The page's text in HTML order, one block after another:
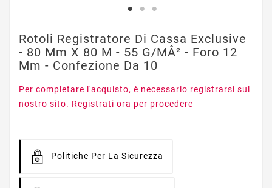
Rotoli Registratore Di Cassa Exclusive
- 80 Mm X 80 M - 55 G/mÂ² - Foro 12
Mm - Confezione Da 10
Per completare l'acquisto, è necessario registrarsi sul
nostro sito. Registrati ora per procedere
Politiche Per La Sicurezza